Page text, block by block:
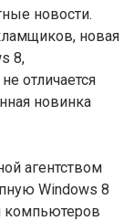
новости.
новая
8,
отличается
новинка
агентством
Windows 8
компьютеров